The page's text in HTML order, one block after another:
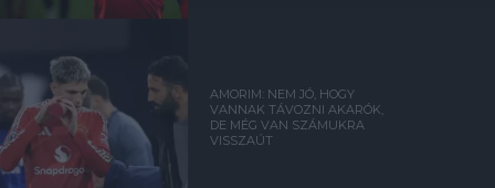
AMORIM: NEM JÓ, HOGY
VANNAK TÁVOZNI AKARÓK,
DE MÉG VAN SZÁMUKRA
VISSZAÚT